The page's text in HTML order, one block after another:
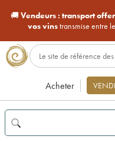
🚚Vendeurs : transport
vos vinstransmise entre
Acheter